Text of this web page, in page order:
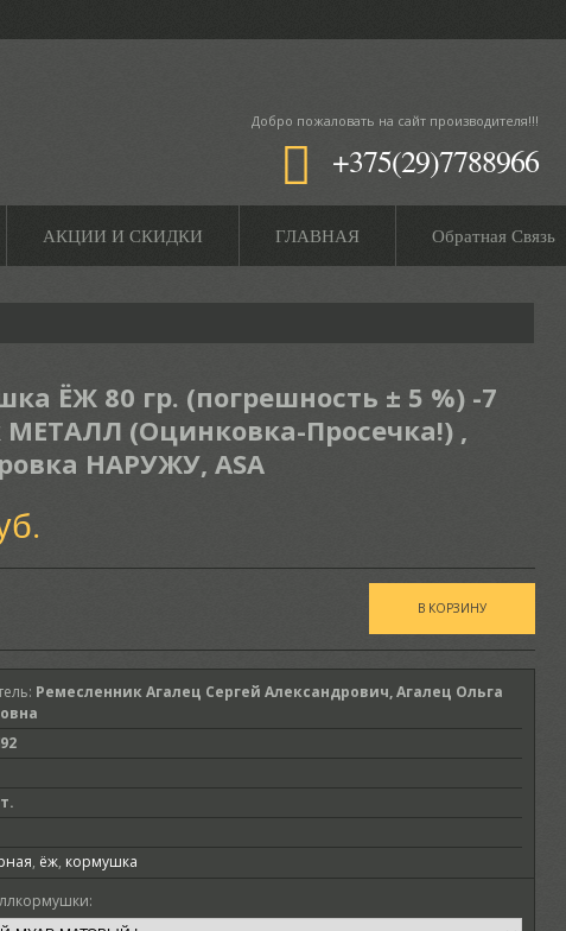
Добро пожаловать на сайт производителя!!!
+375(29)7788966
АКЦИИ И СКИДКИ ГЛАВНАЯ Обратная Связь
ЁЖ 80 гр. (погрешность ± 5 %) -7
МЕТАЛЛ (Оцинковка-Просечка!) ,
НАРУЖУ, ASA
: Ремесленник Агалец Сергей Александрович, Агалец Ольга
, ёж, кормушка